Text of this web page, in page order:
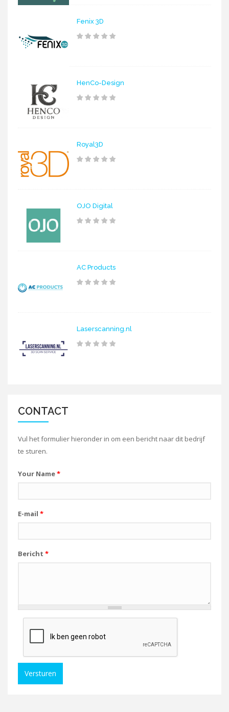
Fenix 3D
HenCo-Design
Royal3D
OJO Digital
AC Products
Laserscanning.nl
CONTACT
Vul het formulier hieronder in om een bericht naar dit bedrijf
te sturen.
Your Name*
E-mail *
Bericht *
Versturen